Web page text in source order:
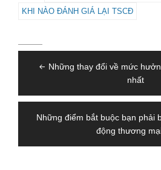
KHI NÀO ĐÁNH GIÁ LẠI TSCĐ
hướng
viết
Những thay đổi về mức
nhất
Những điểm bắt buộc bạn phải
động thương